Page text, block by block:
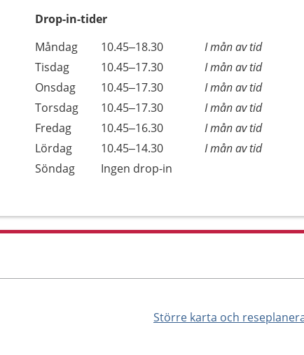
Drop-in-tider
Måndag
10.45–18.30
I mån av tid
Tisdag
10.45–17.30
I mån av tid
Onsdag
10.45–17.30
I mån av tid
Torsdag
10.45–17.30
I mån av tid
Fredag
10.45–16.30
I mån av tid
Lördag
10.45–14.30
I mån av tid
Söndag
Ingen drop-in
Större karta och